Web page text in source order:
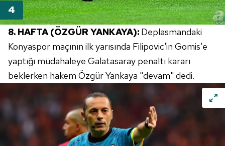
8. HAFTA (ÖZGÜR YANKAYA): Deplasmandaki
Konyaspor maçının ilk yarısında Filipovic'in Gomis'e
yaptığı müdahaleye Galatasaray penaltı kararı
beklerken hakem Özgür Yankaya "devam" dedi.